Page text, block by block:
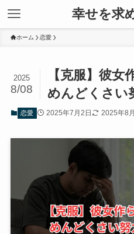
幸せを求
ホーム 恋愛
【克服】彼女
めんどくさい
2025
8/08
恋愛 2025年7月2日 2025年8